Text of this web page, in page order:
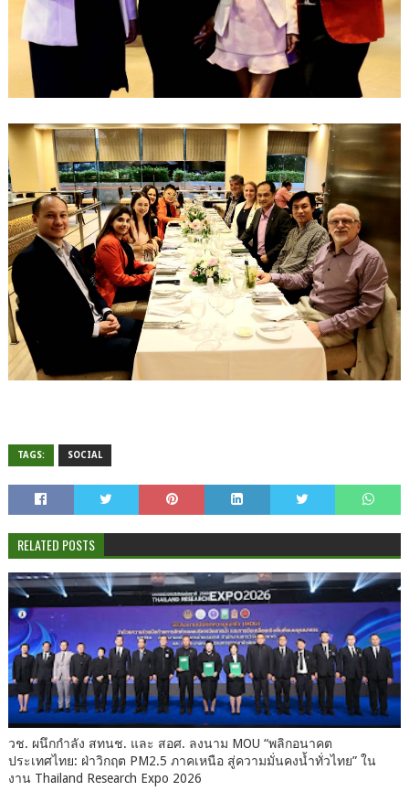
TAGS: SOCIAL
RELATED POSTS
วช. ผนึกกำลัง สทนช. และ สอศ. ลงนาม MOU “พลิกอนาคต
ประเทศไทย: ฝ่าวิกฤต PM2.5 ภาคเหนือ สู่ความมั่นคงน้ำทั่วไทย” ใน
งาน Thailand Research Expo 2026